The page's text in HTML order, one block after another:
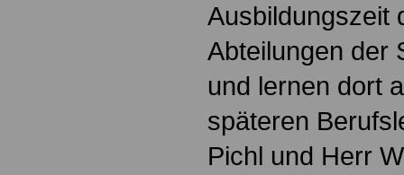
Ausbildungszeit
Abteilungen der
und lernen dort
späteren
Pichl und Herr